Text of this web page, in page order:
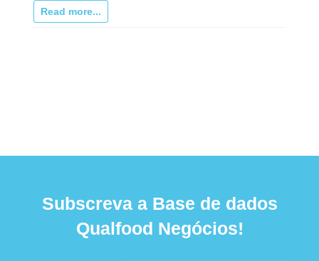
Read more...
Subscreva a Base de dados
Qualfood Negócios!